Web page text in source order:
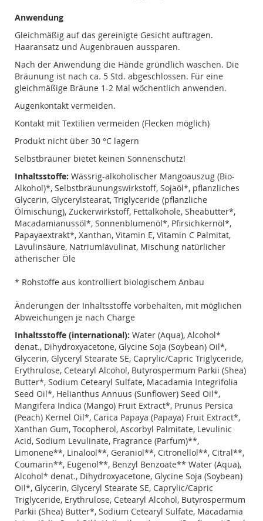
Anwendung
Gleichmäßig auf das gereinigte Gesicht auftragen.
Haaransatz und Augenbrauen aussparen.
Nach der Anwendung die Hände gründlich waschen. Die
Bräunung ist nach ca. 5 Std. abgeschlossen. Für eine
gleichmäßige Bräune 1-2 Mal wöchentlich anwenden.
Augenkontakt vermeiden.
Kontakt mit Textilien vermeiden (Flecken möglich)
Produkt nicht über 30 °C lagern
Selbstbräuner bietet keinen Sonnenschutz!
Inhaltsstoffe: Wässrig-alkoholischer Mangoauszug (Bio-
Alkohol)*, Selbstbräunungswirkstoff, Sojaöl*, pflanzliches
Glycerin, Glycerylstearat, Triglyceride (pflanzliche
Ölmischung), Zuckerwirkstoff, Fettalkohole, Sheabutter*,
Macadamianussöl*, Sonnenblumenöl*, Pfirsichkernöl*,
Papayaextrakt*, Xanthan, Vitamin E, Vitamin C Palmitat,
Lävulinsäure, Natriumlävulinat, Mischung natürlicher
ätherischer Öle
* Rohstoffe aus kontrolliert biologischem Anbau
Änderungen der Inhaltsstoffe vorbehalten, mit möglichen
Abweichungen je nach Charge
Inhaltsstoffe (international): Water (Aqua), Alcohol*
denat., Dihydroxyacetone, Glycine Soja (Soybean) Oil*,
Glycerin, Glyceryl Stearate SE, Caprylic/Capric Triglyceride,
Erythrulose, Cetearyl Alcohol, Butyrospermum Parkii (Shea)
Butter*, Sodium Cetearyl Sulfate, Macadamia Integrifolia
Seed Oil*, Helianthus Annuus (Sunflower) Seed Oil*,
Mangifera Indica (Mango) Fruit Extract*, Prunus Persica
(Peach) Kernel Oil*, Carica Papaya (Papaya) Fruit Extract*,
Xanthan Gum, Tocopherol, Ascorbyl Palmitate, Levulinic
Acid, Sodium Levulinate, Fragrance (Parfum)**,
Limonene**, Linalool**, Geraniol**, Citronellol**, Citral**,
Coumarin**, Eugenol**, Benzyl Benzoate** Water (Aqua),
Alcohol* denat., Dihydroxyacetone, Glycine Soja (Soybean)
Oil*, Glycerin, Glyceryl Stearate SE, Caprylic/Capric
Triglyceride, Erythrulose, Cetearyl Alcohol, Butyrospermum
Parkii (Shea) Butter*, Sodium Cetearyl Sulfate, Macadamia